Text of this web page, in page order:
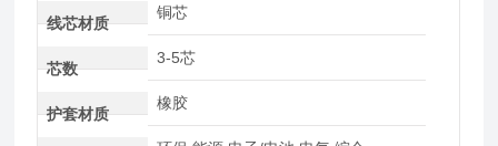
线芯材质
铜芯
芯数
3-5芯
护套材质
橡胶